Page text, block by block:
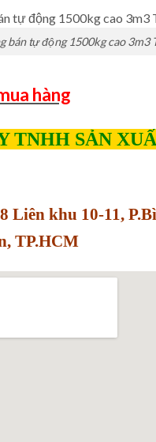
bán tự động 1500kg cao 3m3
hàng
TNHH SẢN
Liên khu 10-11,
TP.HCM